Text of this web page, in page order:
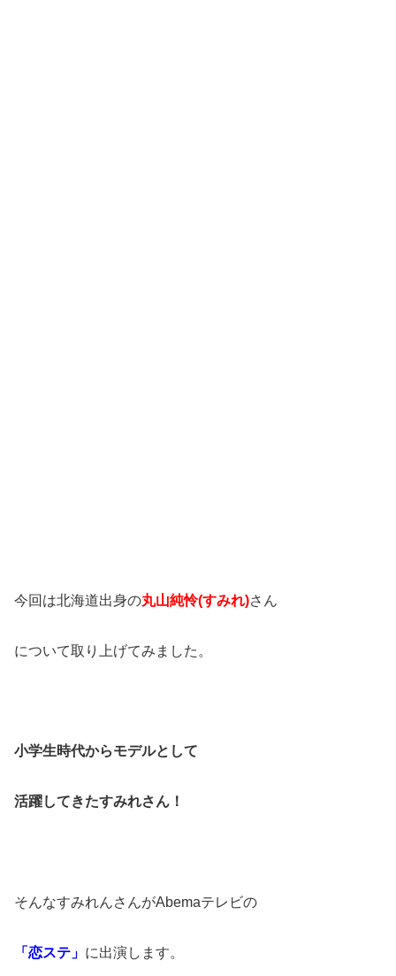
今回は北海道出身の丸山純怜(すみれ)さん
について取り上げてみました。
小学生時代からモデルとして
活躍してきたすみれさん！
そんなすみれんさんがAbemaテレビの
「恋ステ」 に出演します。